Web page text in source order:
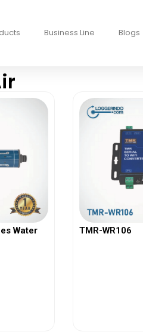
Business Line Blogs
Water
TMR-WR106